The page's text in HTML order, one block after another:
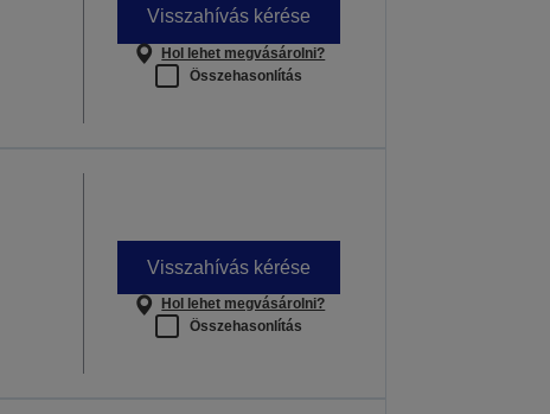
Visszahívás kérése
Hol lehet megvásárolni?
Összehasonlítás
Visszahívás kérése
Hol lehet megvásárolni?
Összehasonlítás